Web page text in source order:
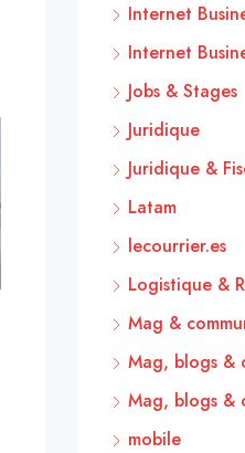
Internet
Internet
Jobs & Stages
Juridique
Juridique &
Latam
lecourrier.es
Logistique &
Mag &
Mag, blogs &
Mag, blogs &
mobile